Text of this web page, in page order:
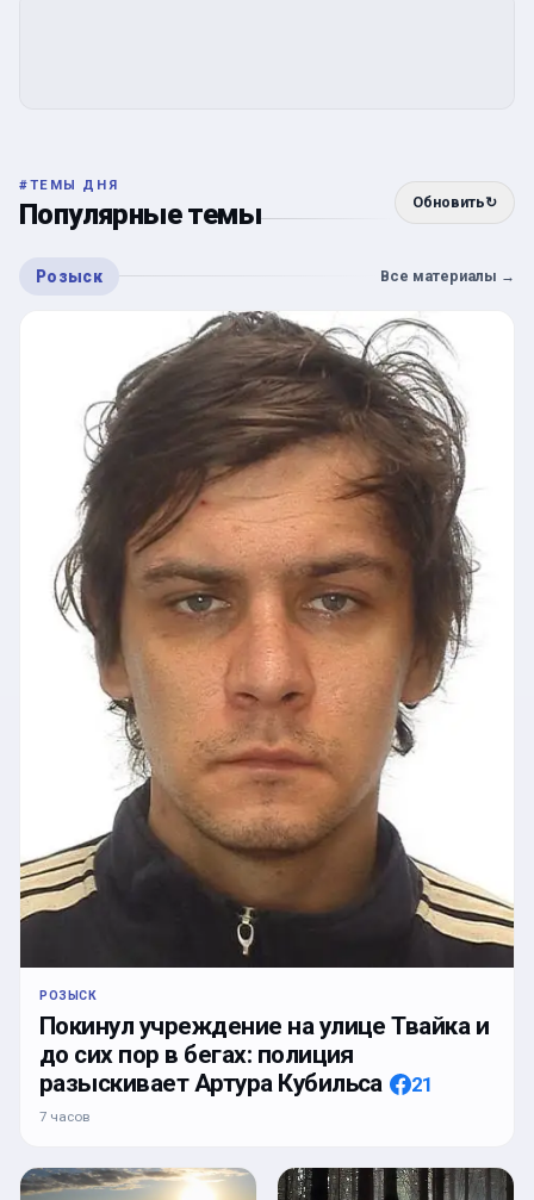
#ТЕМЫ ДНЯ
Популярные темы Обновить↻
Розыск Все материалы →
РОЗЫСК
Покинул учреждение на улице Твайка и
до сих пор в бегах: полиция
разыскивает Артура Кубильса
21
7 часов